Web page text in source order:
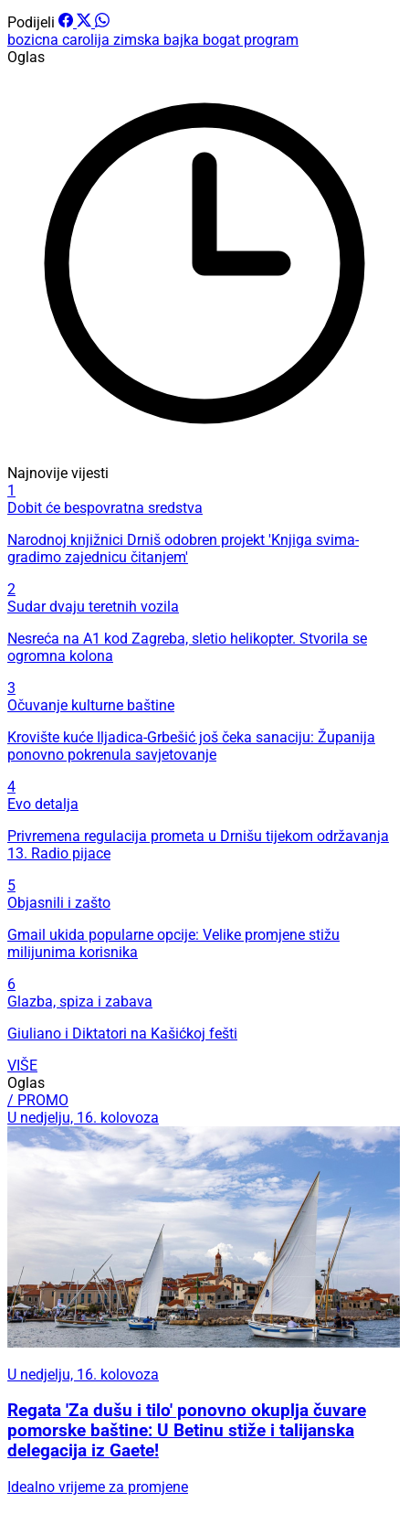
Podijeli
bozicna carolija zimska bajka bogat program
Oglas
Najnovije vijesti
1
Dobit će bespovratna sredstva
Narodnoj knjižnici Drniš odobren projekt 'Knjiga svima-
gradimo zajednicu čitanjem'
2
Sudar dvaju teretnih vozila
Nesreća na A1 kod Zagreba, sletio helikopter. Stvorila se
ogromna kolona
3
Očuvanje kulturne baštine
Krovište kuće Iljadica-Grbešić još čeka sanaciju: Županija
ponovno pokrenula savjetovanje
4
Evo detalja
Privremena regulacija prometa u Drnišu tijekom održavanja
13. Radio pijace
5
Objasnili i zašto
Gmail ukida popularne opcije: Velike promjene stižu
milijunima korisnika
6
Glazba, spiza i zabava
Giuliano i Diktatori na Kašićkoj fešti
VIŠE
Oglas
/ PROMO
U nedjelju, 16. kolovoza
U nedjelju, 16. kolovoza
Regata 'Za dušu i tilo' ponovno okuplja čuvare
pomorske baštine: U Betinu stiže i talijanska
delegacija iz Gaete!
Idealno vrijeme za promjene